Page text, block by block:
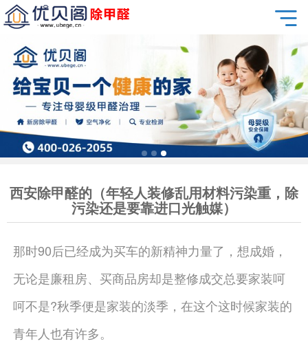
西安除甲醛的（年轻人装修乱用材料污染重，除
污染还是要靠进口光触媒）
那时90后已经成为买车的新精神力量了，想成婚，
无论是廉租房、买商品房却是整修成交总要家装呵
呵不是?秋季便是家装的淡季，在这个这时候家装的
青年人也有许多。